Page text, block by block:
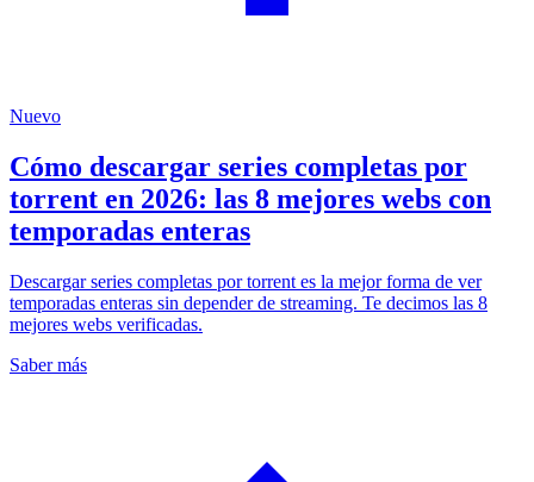
Nuevo
Cómo descargar series completas por
torrent en 2026: las 8 mejores webs con
temporadas enteras
Descargar series completas por torrent es la mejor forma de ver
temporadas enteras sin depender de streaming. Te decimos las 8
mejores webs verificadas.
Saber más